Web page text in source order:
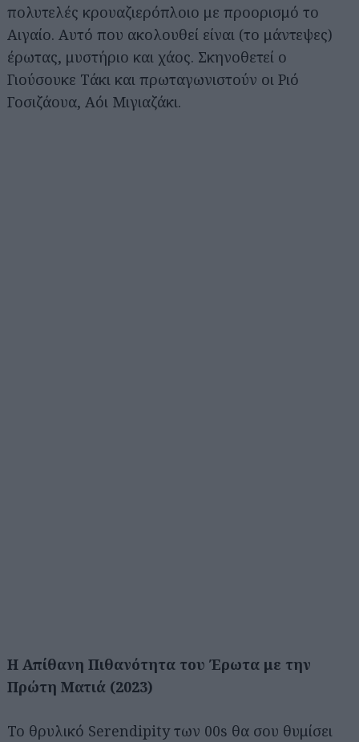
πολυτελές κρουαζιερόπλοιο με προορισμό το
Αιγαίο. Αυτό που ακολουθεί είναι (το μάντεψες)
έρωτας, μυστήριο και χάος. Σκηνοθετεί ο
Γιούσουκε Τάκι και πρωταγωνιστούν οι Ριό
Γοσιζάουα, Αόι Μιγιαζάκι.
Η Απίθανη Πιθανότητα του Έρωτα με την
Πρώτη Ματιά (2023)
Το θρυλικό Serendipity των 00s θα σου θυμίσει